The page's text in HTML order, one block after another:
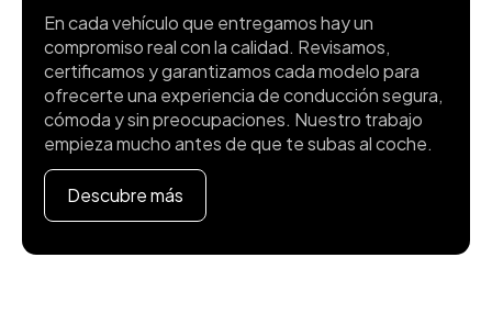
En cada vehículo que entregamos hay un
compromiso real con la calidad. Revisamos,
certificamos y garantizamos cada modelo para
ofrecerte una experiencia de conducción segura,
cómoda y sin preocupaciones. Nuestro trabajo
empieza mucho antes de que te subas al coche.
Descubre más